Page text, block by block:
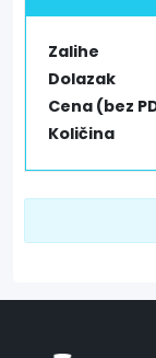
Zalihe
Dolazak
Cena (bez
Količina